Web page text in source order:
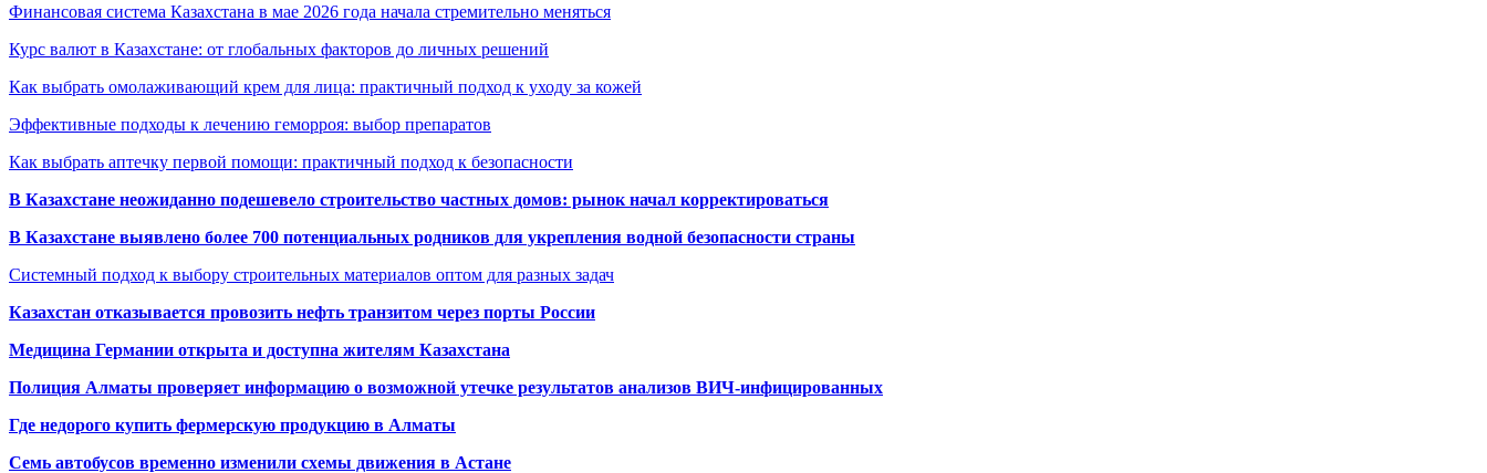
Финансовая система Казахстана в мае 2026 года начала стремительно меняться
Курс валют в Казахстане: от глобальных факторов до личных решений
Как выбрать омолаживающий крем для лица: практичный подход к уходу за кожей
Эффективные подходы к лечению геморроя: выбор препаратов
Как выбрать аптечку первой помощи: практичный подход к безопасности
В Казахстане неожиданно подешевело строительство частных домов: рынок начал корректироваться
В Казахстане выявлено более 700 потенциальных родников для укрепления водной безопасности страны
Системный подход к выбору строительных материалов оптом для разных задач
Казахстан отказывается провозить нефть транзитом через порты России
Медицина Германии открыта и доступна жителям Казахстана
Полиция Алматы проверяет информацию о возможной утечке результатов анализов ВИЧ-инфицированных
Где недорого купить фермерскую продукцию в Алматы
Семь автобусов временно изменили схемы движения в Астане